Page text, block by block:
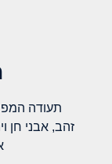
תעודה
זהב, אבני חן